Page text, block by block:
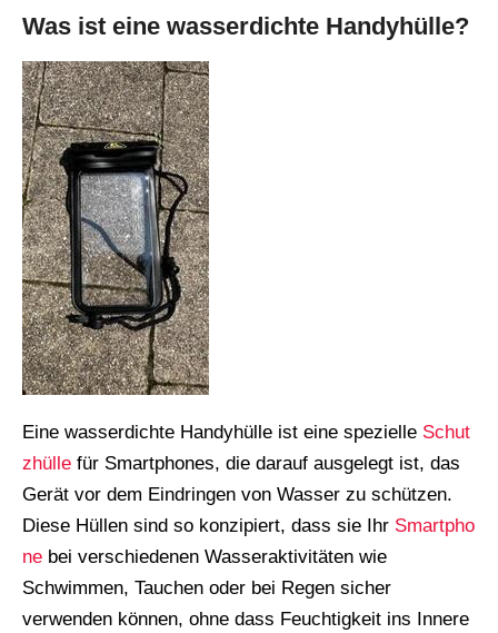
Was ist eine wasserdichte Handyhülle?
Eine wasserdichte Handyhülle ist eine spezielle Schut
zhülle für Smartphones, die darauf ausgelegt ist, das
Gerät vor dem Eindringen von Wasser zu schützen.
Diese Hüllen sind so konzipiert, dass sie Ihr Smartpho
ne bei verschiedenen Wasseraktivitäten wie
Schwimmen, Tauchen oder bei Regen sicher
verwenden können, ohne dass Feuchtigkeit ins Innere